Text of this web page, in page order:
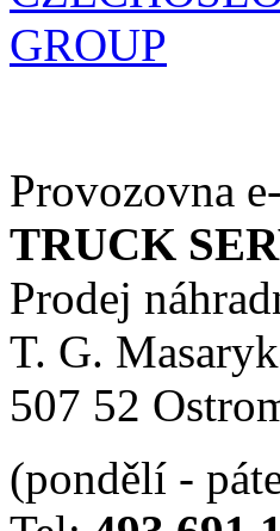
Provozovna
TRUCK
Prodej
T. G.
507 52
(pondělí -